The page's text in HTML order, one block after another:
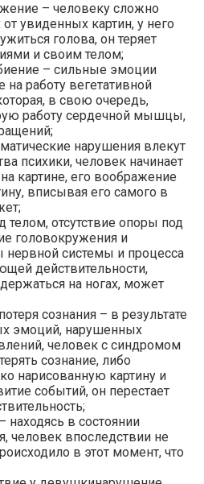
– человеку сложно
увиденных картин, у него
голова, он теряет
и своим телом;
– сильные эмоции
работу вегетативной
в свою очередь,
работу сердечной мышцы,
нарушения влекут
психики, человек начинает
картине, его воображение
вписывая его самого в
телом, отсутствие опоры под
головокружения и
нервной системы и процесса
действительности,
на ногах, может
сознания – в результате
эмоций, нарушенных
человек с синдромом
сознание, либо
нарисованную картину и
событий, он перестает
находясь в состоянии
человек впоследствии не
в этот момент, что